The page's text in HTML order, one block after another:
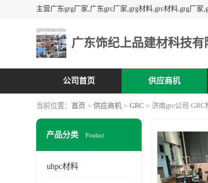
广东饰纪上品建材科技有
公司首页 供应商机
当前位置： 首页 > 供应商机 > GRC > 济南grc公司
产品分类 Product
uhpc材料